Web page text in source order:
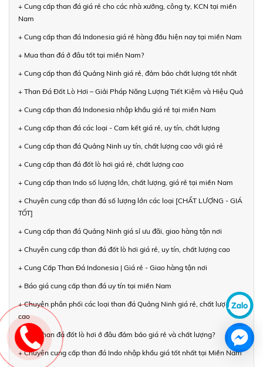
+ Cung cấp than đá giá rẻ cho các nhà xưởng, công ty, KCN tại miền
Nam
+ Cung cấp than đá Indonesia giá rẻ hàng đầu hiện nay tại miền Nam
+ Mua than đá ở đâu tốt tại miền Nam?
+ Cung cấp than đá Quảng Ninh giá rẻ, đảm bảo chất lượng tốt nhất
+ Than Đá Đốt Lò Hơi – Giải Pháp Năng Lượng Tiết Kiệm và Hiệu Quả
+ Cung cấp than đá Indonesia nhập khẩu giá rẻ tại miền Nam
+ Cung cấp than đá các loại - Cam kết giá rẻ, uy tín, chất lượng
+ Cung cấp than đá Quảng Ninh uy tín, chất lượng cao với giá rẻ
+ Cung cấp than đá đốt lò hơi giá rẻ, chất lượng cao
+ Cung cấp than Indo số lượng lớn, chất lượng, giá rẻ tại miền Nam
+ Chuyên cung cấp than đá số lượng lớn các loại [CHẤT LƯỢNG - GIÁ
TỐT]
+ Cung cấp than đá Quảng Ninh giá sỉ ưu đãi, giao hàng tận nơi
+ Chuyên cung cấp than đá đốt lò hơi giá rẻ, uy tín, chất lượng cao
+ Cung Cấp Than Đá Indonesia | Giá rẻ - Giao hàng tận nơi
+ Báo giá cung cấp than đá uy tín tại miền Nam
+ Chuyên phân phối các loại than đá Quảng Ninh giá rẻ, chất lượng
cao
+ Mua than đá đốt lò hơi ở đâu đảm bảo giá rẻ và chất lượng?
+ Chuyên cung cấp than đá Indo nhập khẩu giá tốt nhất tại Miền Nam